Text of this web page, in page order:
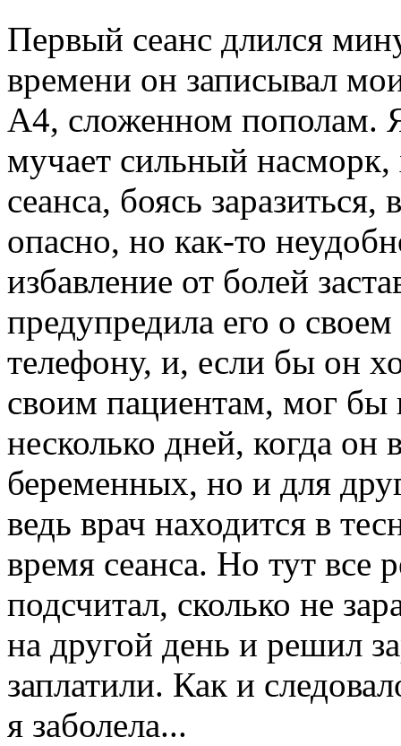
Первый сеанс длился
времени он записывал
А4, сложенном пополам.
мучает сильный насморк,
сеанса, боясь
опасно, но как-то
избавление от болей
предупредила его о
телефону, и, если бы он
своим пациентам, мог бы
несколько дней, когда он
беременных, но и для
ведь врач находится в
время сеанса. Но тут
подсчитал, сколько не
на другой день и решил
заплатили. Как и
я заболела...